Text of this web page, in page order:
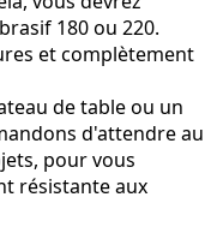
180 ou 220.
et complètement
de table ou un
d'attendre au
pour vous
résistante aux